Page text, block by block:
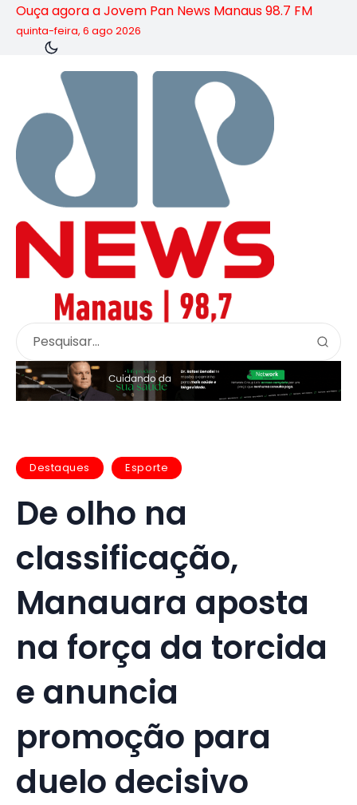
Ouça agora a Jovem Pan News Manaus 98.7 FM
quinta-feira, 6 ago 2026
Destaques Esporte
De olho na
classificação,
Manauara aposta
na força da torcida
e anuncia
promoção para
duelo decisivo